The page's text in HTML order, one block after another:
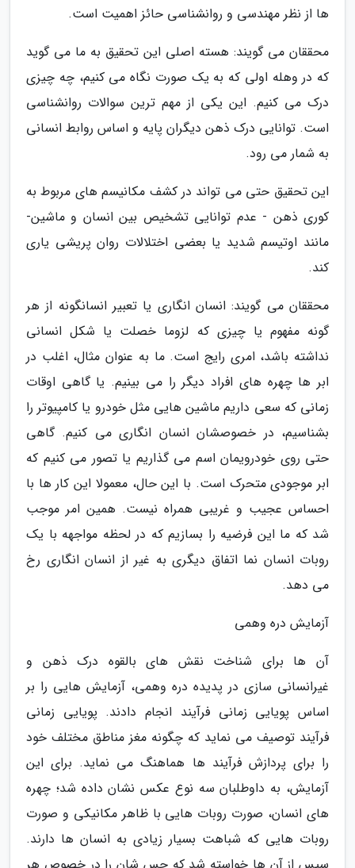
ها از نظر مهندسی و روانشناسی حائز اهمیت است.
محققان می گویند: هسته اصلی این تحقیق به ما می گوید
که در وهله اولی که به یک صورت نگاه می کنیم، چه چیزی
درک می کنیم. این یکی از مهم ترین سوالات روانشناسی
است. توانایی درک ذهن دیگران پایه و اساس روابط انسانی
به شمار می رود.
این تحقیق حتی می تواند در کشف مکانیسم های مربوط به
کوری ذهن - عدم توانایی تشخیص بین انسان و ماشین-
مانند اوتیسم شدید یا بعضی اختلالات روان پریشی یاری
کند.
محققان می گویند: انسان انگاری یا تعبیر انسانگونه از هر
گونه مفهوم یا چیزی که لزوما خصلت یا شکل انسانی
نداشته باشد، امری رایج است. ما به عنوان مثال، اغلب در
ابر ها چهره های افراد دیگر را می بینیم. یا گاهی اوقات
زمانی که سعی داریم ماشین هایی مثل خودرو یا کامپیوتر را
بشناسیم، در خصوصشان انسان انگاری می کنیم. گاهی
حتی روی خودرویمان اسم می گذاریم یا تصور می کنیم که
ابر موجودی متحرک است. با این حال، معمولا این کار ها با
احساس عجیب و غریبی همراه نیست. همین امر موجب
شد که ما این فرضیه را بسازیم که در لحظه مواجهه با یک
روبات انسان نما اتفاق دیگری به غیر از انسان انگاری رخ
می دهد.
آزمایش دره وهمی
آن ها برای شناخت نقش های بالقوه درک ذهن و
غیرانسانی سازی در پدیده دره وهمی، آزمایش هایی را بر
اساس پویایی زمانی فرآیند انجام دادند. پویایی زمانی
فرآیند توصیف می نماید که چگونه مغز مناطق مختلف خود
را برای پردازش فرآیند ها هماهنگ می نماید. برای این
آزمایش، به داوطلبان سه نوع عکس نشان داده شد؛ چهره
های انسان، صورت روبات هایی با ظاهر مکانیکی و صورت
روبات هایی که شباهت بسیار زیادی به انسان ها دارند.